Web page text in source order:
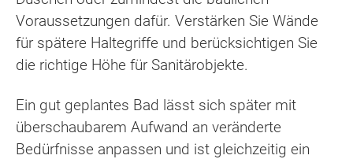
Voraussetzungen dafür. Verstärken Sie Wände
für spätere Haltegriffe und berücksichtigen Sie
die richtige Höhe für Sanitärobjekte.
Ein gut geplantes Bad lässt sich später mit
überschaubarem Aufwand an veränderte
Bedürfnisse anpassen und ist gleichzeitig ein